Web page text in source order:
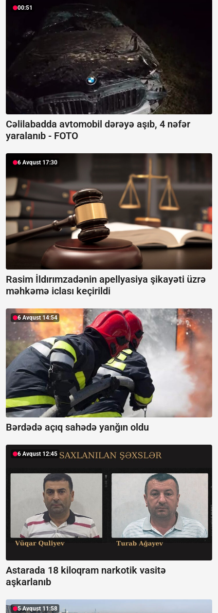
00:51
Cəlilabadda avtomobil dərəyə aşıb, 4 nəfər
yaralanıb - FOTO
6 Avqust 17:30
Rasim İldırımzadənin apellyasiya şikayəti üzrə
məhkəmə iclası keçirildi
6 Avqust 14:54
Bərdədə açıq sahədə yanğın oldu
6 Avqust 12:45
Astarada 18 kiloqram narkotik vasitə
aşkarlanıb
5 Avqust 11:58